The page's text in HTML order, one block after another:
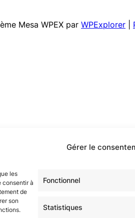
Gérer le
les
consentir à
de
son
Fonctionnel
Statistiques
Mesa WPEX par WPExplorer